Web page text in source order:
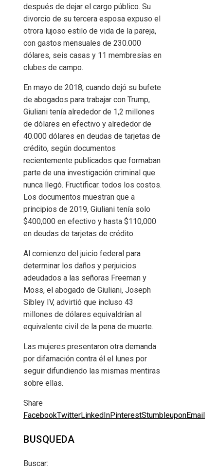
después de dejar el cargo público. Su
divorcio de su tercera esposa expuso el
otrora lujoso estilo de vida de la pareja,
con gastos mensuales de 230.000
dólares, seis casas y 11 membresías en
clubes de campo.
En mayo de 2018, cuando dejó su bufete
de abogados para trabajar con Trump,
Giuliani tenía alrededor de 1,2 millones
de dólares en efectivo y alrededor de
40.000 dólares en deudas de tarjetas de
crédito, según documentos
recientemente publicados que formaban
parte de una investigación criminal que
nunca llegó. Fructificar. todos los costos.
Los documentos muestran que a
principios de 2019, Giuliani tenía solo
$400,000 en efectivo y hasta $110,000
en deudas de tarjetas de crédito.
Al comienzo del juicio federal para
determinar los daños y perjuicios
adeudados a las señoras Freeman y
Moss, el abogado de Giuliani, Joseph
Sibley IV, advirtió que incluso 43
millones de dólares equivaldrían al
equivalente civil de la pena de muerte.
Las mujeres presentaron otra demanda
por difamación contra él el lunes por
seguir difundiendo las mismas mentiras
sobre ellas.
Share
FacebookTwitterLinkedInPinterestStumbleuponEmail
BUSQUEDA
Buscar: